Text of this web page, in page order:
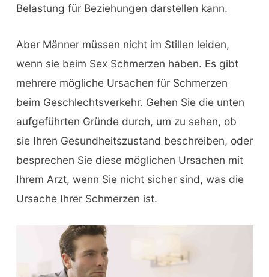
Belastung für Beziehungen darstellen kann.
Aber Männer müssen nicht im Stillen leiden,
wenn sie beim Sex Schmerzen haben. Es gibt
mehrere mögliche Ursachen für Schmerzen
beim Geschlechtsverkehr. Gehen Sie die unten
aufgeführten Gründe durch, um zu sehen, ob
sie Ihren Gesundheitszustand beschreiben, oder
besprechen Sie diese möglichen Ursachen mit
Ihrem Arzt, wenn Sie nicht sicher sind, was die
Ursache Ihrer Schmerzen ist.